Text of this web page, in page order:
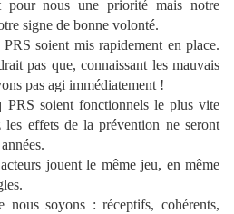
pour nous une priorité mais notre
signe de bonne volonté.
soient mis rapidement en place.
pas que, connaissant les mauvais
pas agi immédiatement !
PRS soient fonctionnels le plus vite
les effets de la prévention ne seront
jouent le même jeu, en même
nous soyons : réceptifs, cohérents,